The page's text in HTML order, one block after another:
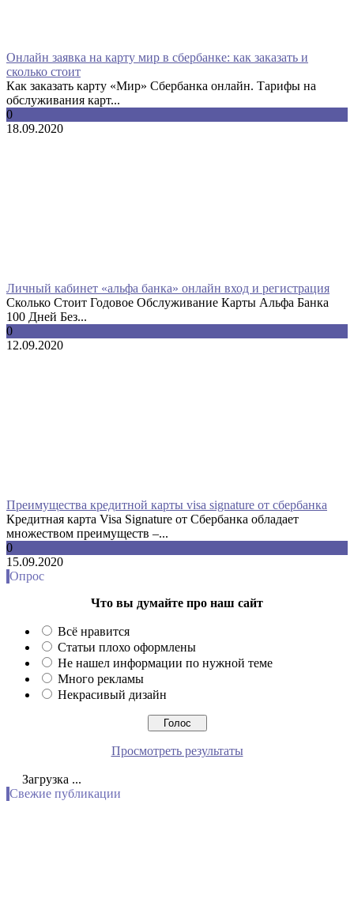
Онлайн заявка на карту мир в сбербанке: как заказать и
сколько стоит
Как заказать карту «Мир» Сбербанка онлайн. Тарифы на
обслуживания карт...
0
18.09.2020
Личный кабинет «альфа банка» онлайн вход и регистрация
Сколько Стоит Годовое Обслуживание Карты Альфа Банка
100 Дней Без...
0
12.09.2020
Преимущества кредитной карты visa signature от сбербанка
Кредитная карта Visa Signature от Сбербанка обладает
множеством преимуществ –...
0
15.09.2020
Опрос
Что вы думайте про наш сайт
Всё нравится
Статьи плохо оформлены
Не нашел информации по нужной теме
Много рекламы
Некрасивый дизайн
Просмотреть результаты
Загрузка ...
Свежие публикации